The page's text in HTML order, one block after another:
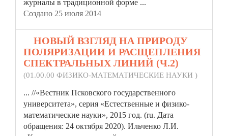
журналы в традиционной форме ...
Создано 25 июля 2014
НОВЫЙ ВЗГЛЯД НА ПРИРОДУ
ПОЛЯРИЗАЦИИ И РАСЩЕПЛЕНИЯ
СПЕКТРАЛЬНЫХ ЛИНИЙ (Ч.2)
(01.00.00 ФИЗИКО-МАТЕМАТИЧЕСКИЕ НАУКИ )
... //«Вестник Псковского государственного
университета», серия «Естественные и физико-
математические науки», 2015 год. (ru. Дата
обращения: 24 октября 2020). Ильченко Л.И.